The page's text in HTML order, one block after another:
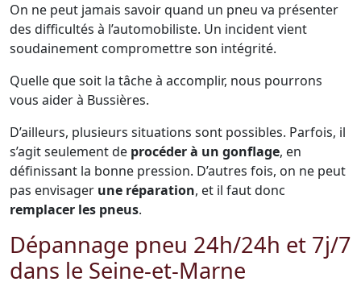
On ne peut jamais savoir quand un pneu va présenter
des difficultés à l’automobiliste. Un incident vient
soudainement compromettre son intégrité.
Quelle que soit la tâche à accomplir, nous pourrons
vous aider à Bussières.
D’ailleurs, plusieurs situations sont possibles. Parfois, il
s’agit seulement de procéder à un gonflage, en
définissant la bonne pression. D’autres fois, on ne peut
pas envisager une réparation, et il faut donc
remplacer les pneus.
Dépannage pneu 24h/24h et 7j/7
dans le Seine-et-Marne